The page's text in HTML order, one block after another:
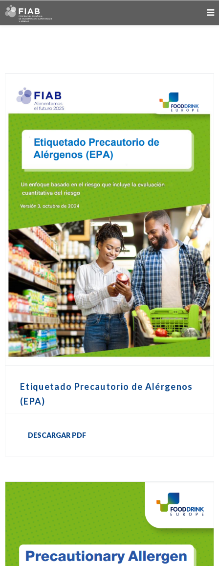
Etiquetado Precautorio de Alérgenos
(EPA)
DESCARGAR PDF